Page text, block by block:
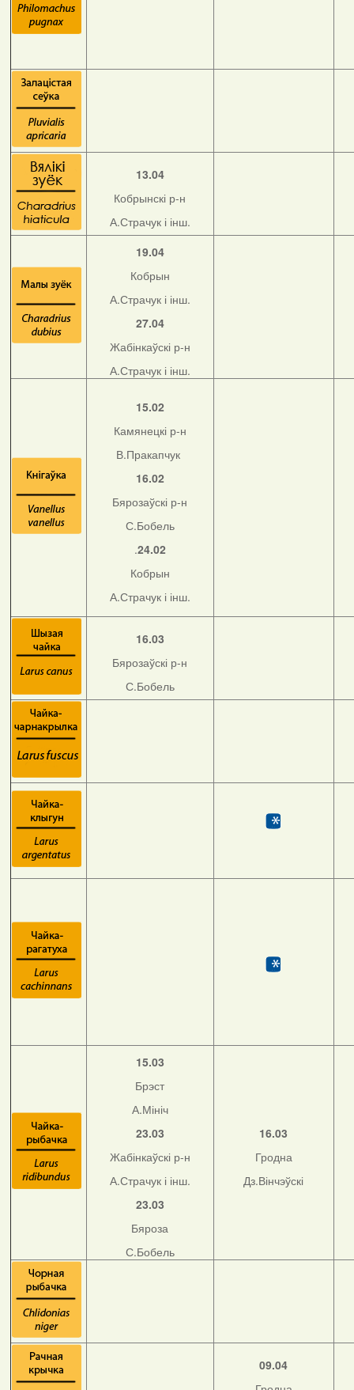
13.04
Кобрынскі р-н
А.Страчук і інш.
19.04
Кобрын
А.Страчук і інш.
27.04
Жабінкаўскі р-н
А.Страчук і інш.
15.02
Камянецкі р-н
В.Пракапчук
16.02
Бярозаўскі р-н
С.Бобель
.24.02
Кобрын
А.Страчук і інш.
16.03
Бярозаўскі р-н
С.Бобель
15.03
Брэст
А.Мініч
23.03
Жабінкаўскі р-н
А.Страчук і інш.
23.03
Бяроза
С.Бобель
16.03
Гродна
Дз.Вінчэўскі
09.04